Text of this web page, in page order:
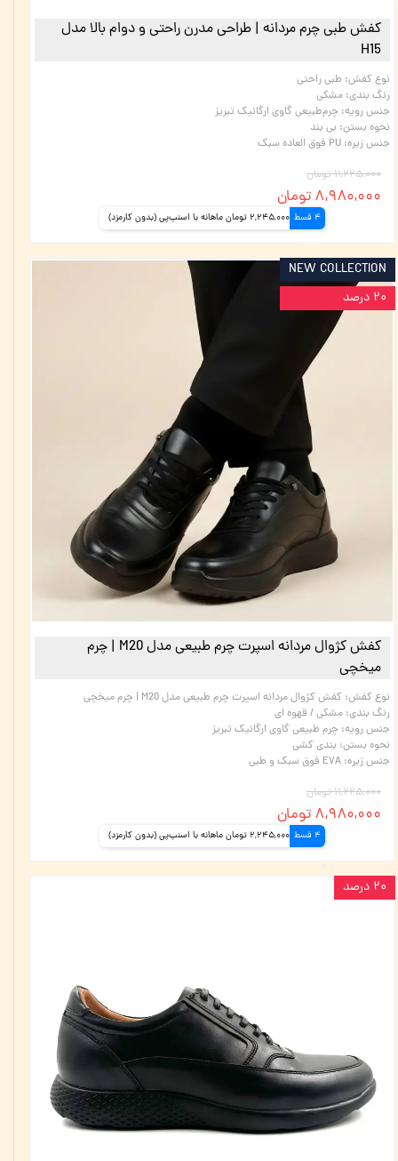
کفش طبی چرم مردانه | طراحی مدرن راحتی و دوام بالا مدل
H15
نوع کفش: طبی راحتی
رنگ بندی: مشکی
جنس رویه: چرم‌طبیعی گاوی ارگانیک تبریز
نحوه بستن: بی بند
جنس زیره: PU فوق العاده سبک
۱۱,۲۲۵,۰۰۰ تومان
۸,۹۸۰,۰۰۰ تومان
4 قسط 2,245,000 تومان ماهانه با اسنپ‌پی (بدون کارمزد)
کفش کژوال مردانه اسپرت چرم طبیعی مدل M20 | چرم
میخچی
نوع کفش: کفش کژوال مردانه اسپرت چرم طبیعی مدل M20 | چرم میخچی
رنگ بندی: مشکی / قهوه ای
جنس رویه: چرم طبیعی گاوی ارگانیک تبریز
نحوه بستن: بندی کشی
جنس زیره: EVA فوق سبک و طبی
۱۱,۲۲۵,۰۰۰ تومان
۸,۹۸۰,۰۰۰ تومان
4 قسط 2,245,000 تومان ماهانه با اسنپ‌پی (بدون کارمزد)
NEW COLLECTION
۲۰ درصد
۲۰ درصد